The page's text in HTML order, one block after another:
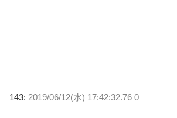
143: 2019/06/12(水) 17:42:32.76 0